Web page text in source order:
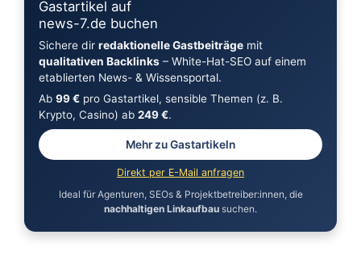
Gastartikel auf
news-7.de buchen
Sichere dir redaktionelle Gastbeiträgemit
qualitativen Backlinks– White-Hat-SEO auf einem
etablierten News- & Wissensportal.
Ab 99 €pro Gastartikel, sensible Themen (z. B.
Krypto, Casino) ab 249 €.
Mehr zu Gastartikeln
Direkt per E-Mail anfragen
Ideal für Agenturen, SEOs & Projektbetreiber:innen, die
nachhaltigen Linkaufbau suchen.